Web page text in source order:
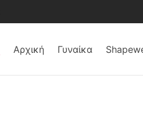
Αρχική Γυναίκα